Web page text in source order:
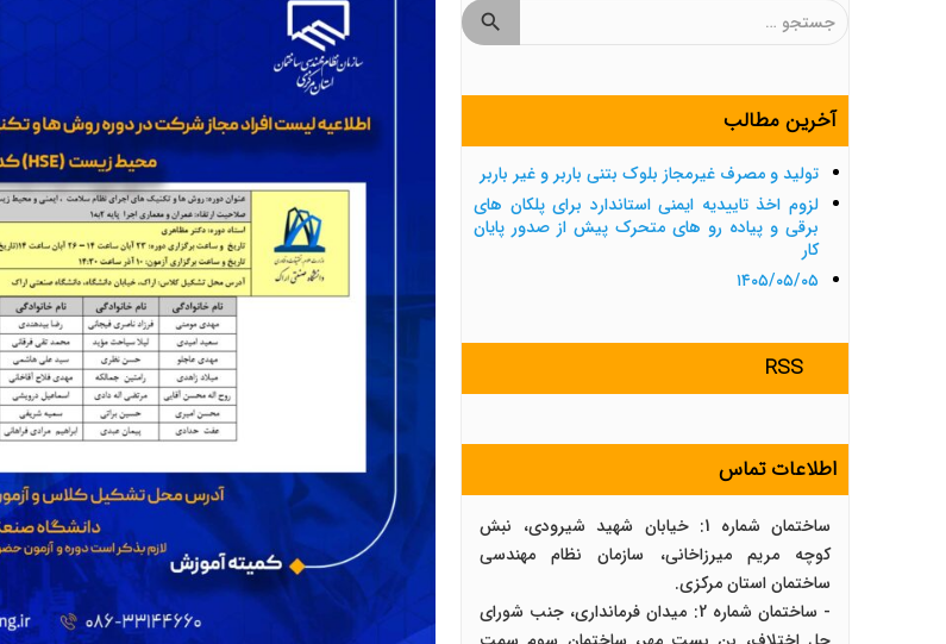
جستجو
آخرین مطالب
تولید و مصرف غیرمجاز بلوک بتنی باربر و غیر باربر
لزوم اخذ تاییدیه ایمنی استاندارد برای پلکان های
برقی و پیاده رو های متحرک پیش از صدور پایان
کار
۱۴۰۵/۰۵/۰۵
RSS
اطلاعات تماس
ساختمان شماره 1: خیابان شهید شیرودی، نبش
کوچه مریم میرزاخانی، سازمان نظام مهندسی
ساختمان استان مرکزی.
- ساختمان شماره 2: میدان فرمانداری، جنب شورای